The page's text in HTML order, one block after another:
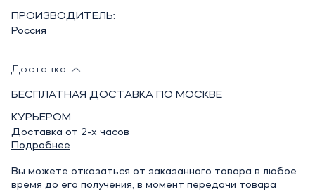
ПРОИЗВОДИТЕЛЬ:
Россия
Доставка:
БЕСПЛАТНАЯ ДОСТАВКА ПО МОСКВЕ
КУРЬЕРОМ
Доставка от 2-х часов
Подробнее
Вы можете отказаться от заказанного товара в любое
время до его получения, в момент передачи товара